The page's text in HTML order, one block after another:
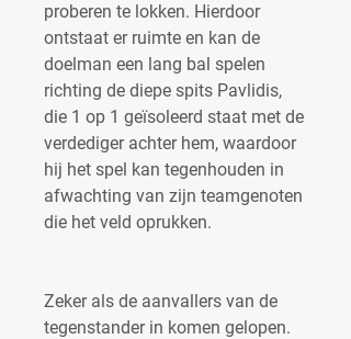
proberen te lokken. Hierdoor
ontstaat er ruimte en kan de
doelman een lang bal spelen
richting de diepe spits Pavlidis,
die 1 op 1 geïsoleerd staat met de
verdediger achter hem, waardoor
hij het spel kan tegenhouden in
afwachting van zijn teamgenoten
die het veld oprukken.
Zeker als de aanvallers van de
tegenstander in komen gelopen.